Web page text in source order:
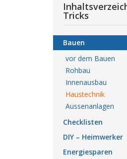
Tricks
Bauen
vor dem Bauen
Rohbau
Innenausbau
Haustechnik
Aussenanlagen
Checklisten
DIY – Heimwerker
Energiesparen